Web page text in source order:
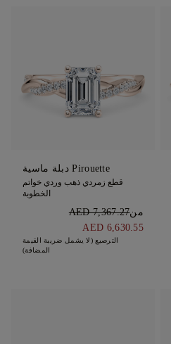
Pirouette دبلة ماسية
قطع زمردي ذهب وردي خواتم
الخطوبة
منAED 7,367.27
AED 6,630.55
الترصيع (لا يشمل ضريبة القيمة
المضافة)